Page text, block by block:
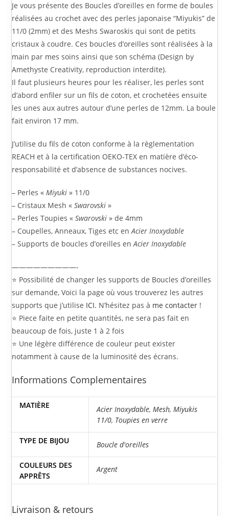
Je vous présente des Boucles d’oreilles en forme de boules
réalisées au crochet avec des perles japonaise “Miyukis” de
11/0 (2mm) et des Meshs Swaroskis qui sont de petits
cristaux à coudre. Ces boucles d’oreilles sont réalisées à la
main par mes soins ainsi que son schéma (Design by
Amethyste Creativity, reproduction interdite).
Il faut plusieurs heures pour les réaliser, les perles sont
d’abord enfiler sur un fils de coton, et crochetées ensuite
les unes aux autres autour d’une perles de 12mm. La boule
fait environ 17 mm.
J’utilise du fils de coton conforme à la règlementation
REACH et à la certification OEKO-TEX en matière d’éco-
responsabilité et d’absence de substances nocives.
– Perles «Miyuki » 11/0
– Cristaux Mesh «Swarovski »
– Perles Toupies «Swarovski » de 4mm
– Coupelles, Anneaux, Tiges etc enAcier Inoxydable
– Supports de boucles d’oreilles enAcier Inoxydable
—————————-
⭐ Possibilité de changer les supports de Boucles d’oreilles
sur demande, Voici la page où vous trouverez les autres
supports que j’utilise ICI. N’hésitez pas à me contacter !
⭐ Piece faite en petite quantités, ne sera pas fait en
beaucoup de fois, juste 1 à 2 fois
⭐ Une légère différence de couleur peut exister
notamment à cause de la luminosité des écrans.
Informations Complementaires
MATIÈRE Acier Inoxydable,Mesh,Miyukis
11/0, Toupies en verre
TYPE DE BIJOU Boucle d'oreilles
COULEURS DES
APPRÊTS
Argent
Livraison & retours